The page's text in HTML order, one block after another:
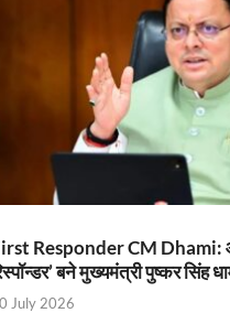
Responder CM Dhami:
बने मुख्यमंत्री पुष्कर सिंह
July 2026